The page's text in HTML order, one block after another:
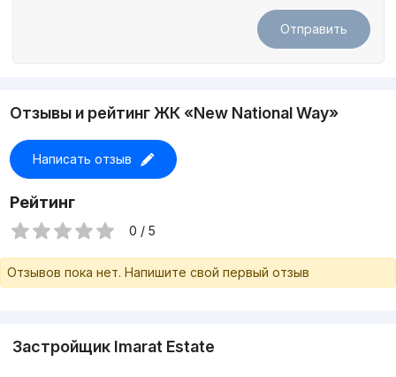
Отправить
Отзывы и рейтинг ЖК «New National Way»
Написать отзыв
Рейтинг
0 / 5
Отзывов пока нет. Напишите свой первый отзыв
Застройщик Imarat Estate